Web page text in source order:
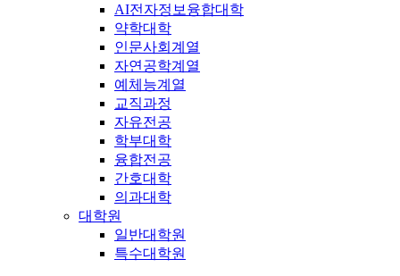
AI전자정보융합대학
약학대학
인문사회계열
자연공학계열
예체능계열
교직과정
자유전공
학부대학
융합전공
간호대학
의과대학
대학원
일반대학원
특수대학원